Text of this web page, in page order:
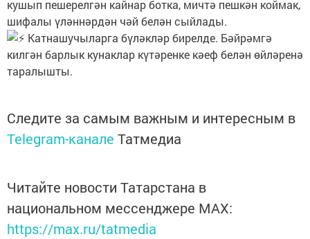
кушып пешерелгән кайнар ботка, мичтә пешкән коймак,
шифалы үләннәрдән чәй белән сыйлады.
Катнашучыларга бүләкләр бирелде. Бәйрәмгә
килгән барлык кунаклар күтәренке кәеф белән өйләренә
таралышты.
Следите за самым важным и интересным в
Telegram-канале Татмедиа
Читайте новости Татарстана в
национальном мессенджере MАХ:
https://max.ru/tatmedia